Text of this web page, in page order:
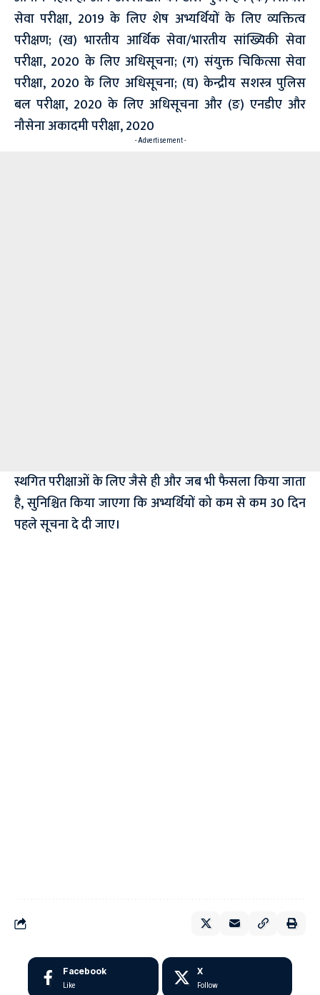
सेवा परीक्षा, 2019 के लिए शेष अभ्यर्थियों के लिए व्यक्तित्व
परीक्षण; (ख) भारतीय आर्थिक सेवा/भारतीय सांख्यिकी सेवा
परीक्षा, 2020 के लिए अधिसूचना; (ग) संयुक्त चिकित्सा सेवा
परीक्षा, 2020 के लिए अधिसूचना; (घ) केन्द्रीय सशस्त्र पुलिस
बल परीक्षा, 2020 के लिए अधिसूचना और (ङ) एनडीए और
नौसेना अकादमी परीक्षा, 2020
- Advertisement -
स्थगित परीक्षाओं के लिए जैसे ही और जब भी फैसला किया जाता
है, सुनिश्चित किया जाएगा कि अभ्यर्थियों को कम से कम 30 दिन
पहले सूचना दे दी जाए।
Facebook
Like
X
Follow